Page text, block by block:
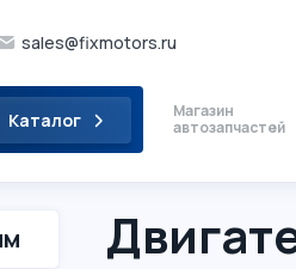
sales@fixmotors.ru
Каталог
Магазин
автозапчастей